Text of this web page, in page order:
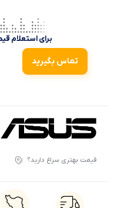
برای استعلام
تماس بگیرید
قیمت بهتری سراغ دارید؟